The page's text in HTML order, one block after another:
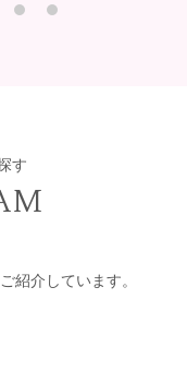
す
紹介しています。